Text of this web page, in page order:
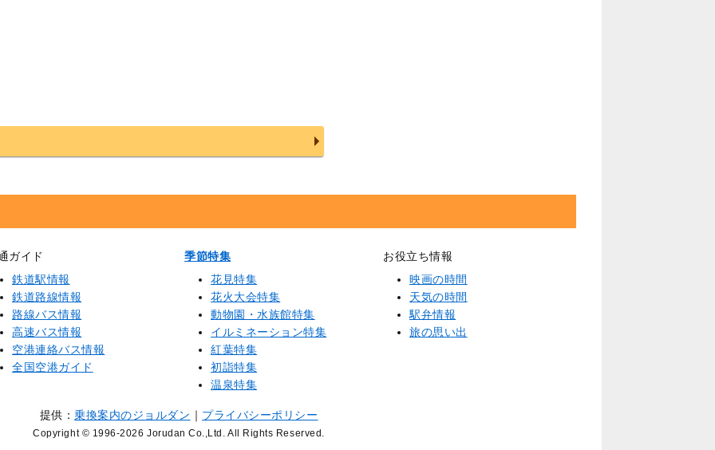
ガイド
鉄道駅情報
鉄道路線情報
路線バス情報
高速バス情報
空港連絡バス情報
全国空港ガイド
季節特集
花見特集
花火大会特集
動物園・水族館特集
イルミネーション特集
紅葉特集
初詣特集
温泉特集
お役立ち情報
映画の時間
天気の時間
駅弁情報
旅の思い出
提供：乗換案内のジョルダン ｜ プライバシーポリシー
Copyright © 1996-2026 Jorudan Co.,Ltd. All Rights Reserved.